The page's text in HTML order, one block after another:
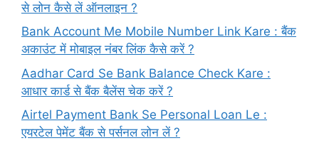
से लोन कैसे लें ऑनलाइन ?
Bank Account Me Mobile Number Link Kare : बैंक
अकाउंट में मोबाइल नंबर लिंक कैसे करें ?
Aadhar Card Se Bank Balance Check Kare :
आधार कार्ड से बैंक बैलेंस चेक करें ?
Airtel Payment Bank Se Personal Loan Le :
एयरटेल पेमेंट बैंक से पर्सनल लोन लें ?